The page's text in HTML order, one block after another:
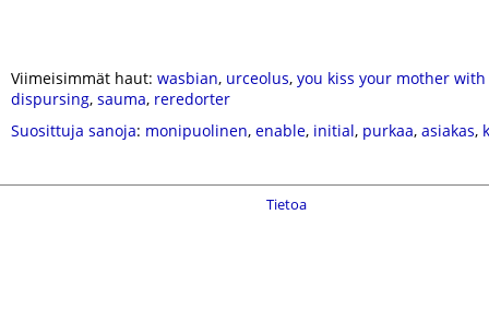
Viimeisimmät haut: wasbian, urceolus, you kiss your mother
dispursing, sauma, reredorter
Suosittuja sanoja: monipuolinen, enable, initial, purkaa, asiakas,
Tietoa